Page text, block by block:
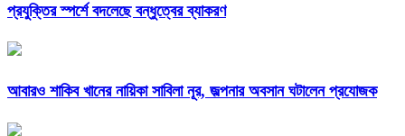
প্রযুক্তির স্পর্শে বদলেছে বন্ধুত্বের ব্যাকরণ
আবারও শাকিব খানের নায়িকা সাবিলা নূর, জল্পনার অবসান ঘটালেন প্রযোজক